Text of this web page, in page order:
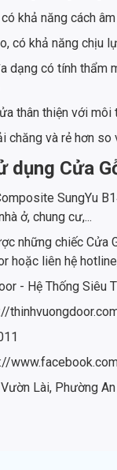
khả năng cách
có khả năng chịu
dạng có tính thẩm
thân thiện với
chăng và rẻ hơn
dụng Cửa
SungYu
ở, chung cư,...
những chiếc Cửa
hoặc liên hệ
- Hệ Thống Siêu
Lài, Phường